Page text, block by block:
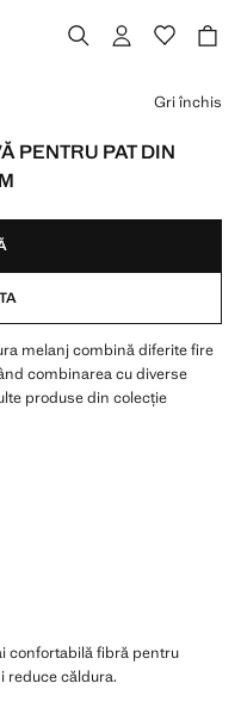
PENTRU PAT DIN
Gri închis
melanj combină diferite fire
combinarea cu diverse
produse din colecție
confortabilă fibră pentru
reduce căldura.